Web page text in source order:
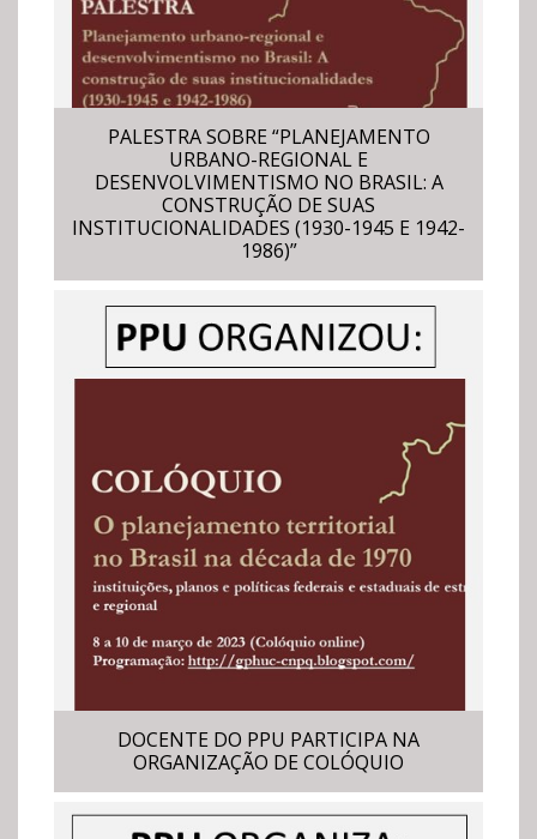
PALESTRA SOBRE “PLANEJAMENTO
URBANO-REGIONAL E
DESENVOLVIMENTISMO NO BRASIL: A
CONSTRUÇÃO DE SUAS
INSTITUCIONALIDADES (1930-1945 E 1942-
1986)”
DOCENTE DO PPU PARTICIPA NA
ORGANIZAÇÃO DE COLÓQUIO